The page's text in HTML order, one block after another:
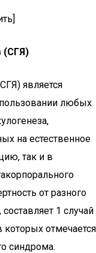
(СГЯ)
является
любых
на естественное
так и в
от разного
1 случай
отмечается
синдрома.